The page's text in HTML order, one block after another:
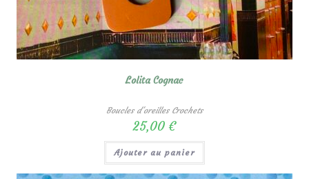
Lolita Cognac
Boucles d'oreilles Crochets
25,00 €
Ajouter au panier